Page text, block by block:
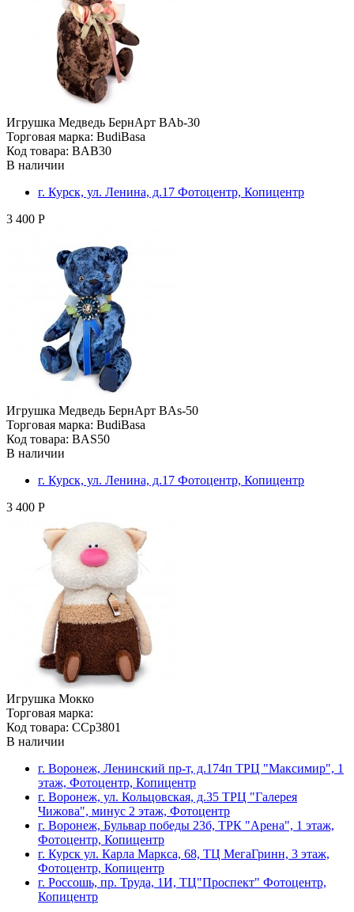
Игрушка Медведь БернАрт BAb-30
Торговая марка: BudiBasa
Код товара: BAB30
В наличии
г. Курск, ул. Ленина, д.17 Фотоцентр, Копицентр
3 400 Р
Игрушка Медведь БернАрт BAs-50
Торговая марка: BudiBasa
Код товара: BAS50
В наличии
г. Курск, ул. Ленина, д.17 Фотоцентр, Копицентр
3 400 Р
Игрушка Мокко
Торговая марка:
Код товара: CCp3801
В наличии
г. Воронеж, Ленинский пр-т, д.174п ТРЦ "Максимир", 1
этаж, Фотоцентр, Копицентр
г. Воронеж, ул. Кольцовская, д.35 ТРЦ "Галерея
Чижова", минус 2 этаж, Фотоцентр
г. Воронеж, Бульвар победы 23б, ТРК "Арена", 1 этаж,
Фотоцентр, Копицентр
г. Курск ул. Карла Маркса, 68, ТЦ МегаГринн, 3 этаж,
Фотоцентр, Копицентр
г. Россошь, пр. Труда, 1И, ТЦ"Проспект" Фотоцентр,
Копицентр